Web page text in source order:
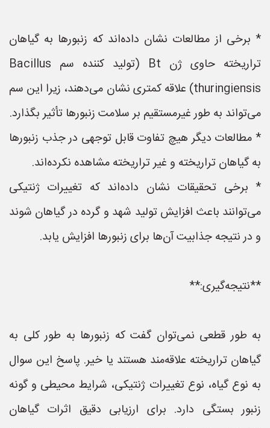
* برخی از مطالعات نشان داده‌اند که زنبورها به گیاهان
تراریخته حاوی ژن Bt (تولید کننده سم Bacillus
thuringiensis) علاقه کمتری نشان می‌دهند، زیرا این سم
می‌تواند به طور غیرمستقیم بر سلامت زنبورها تأثیر بگذارد.
* مطالعات دیگر هیچ تفاوت قابل توجهی در جذب زنبورها
به گیاهان تراریخته و غیر تراریخته مشاهده نکرده‌اند.
* برخی تحقیقات نشان داده‌اند که تغییرات ژنتیکی
می‌توانند باعث افزایش تولید شهد و گرده در گیاهان شوند
و در نتیجه جذابیت آن‌ها برای زنبورها افزایش یابد.
**نتیجه‌گیری:**
به طور قطعی نمی‌توان گفت که زنبورها به طور کلی به
گیاهان تراریخته علاقه‌مند هستند یا خیر. پاسخ این سوال
به نوع گیاه، نوع تغییرات ژنتیکی، شرایط محیطی و گونه
زنبور بستگی دارد. برای ارزیابی دقیق اثرات گیاهان